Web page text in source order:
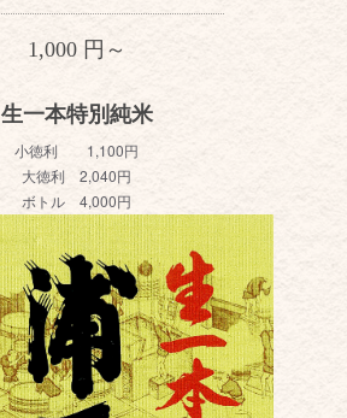
1,000 円～
生一本特別純米
小徳利 1,100円
大徳利 2,040円
ボトル 4,000円